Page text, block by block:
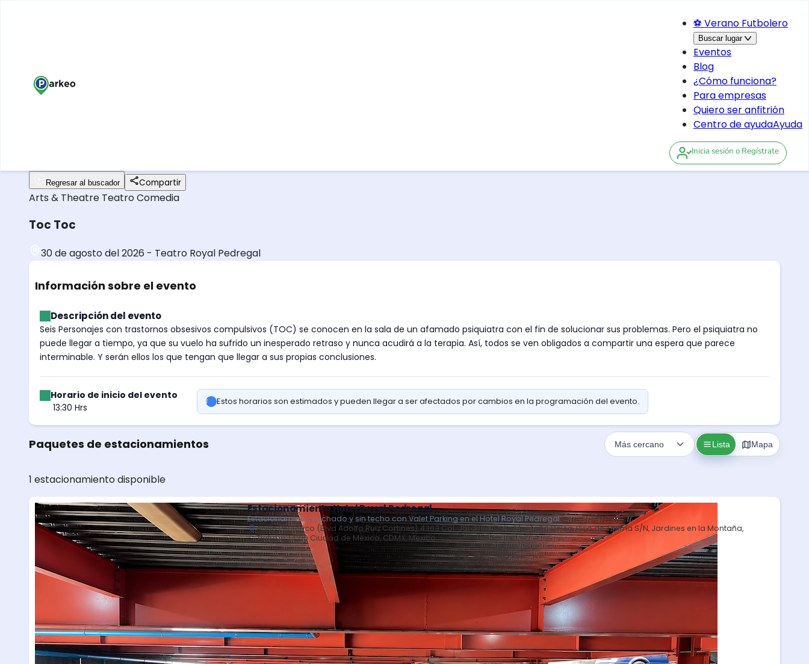
⚽ Verano Futbolero
Buscar lugar
Eventos
Blog
¿Cómo funciona?
Para empresas
Quiero ser anfitrión
Centro de ayudaAyuda
Inicia sesión o Regístrate
Regresar al buscador Compartir
Arts & Theatre TeatroComedia
Toc Toc
30 de agosto del 2026 - Teatro Royal Pedregal
Información sobre el evento
Descripción del evento
Seis Personajes con trastornos obsesivos compulsivos (TOC) se conocen en la sala de un afamado psiquiatra con el fin de solucionar sus problemas. Pero el psiquiatra no
puede llegar a tiempo, ya que su vuelo ha sufrido un inesperado retraso y nunca acudirá a la terapia. Así, todos se ven obligados a compartir una espera que parece
interminable. Y serán ellos los que tengan que llegar a sus propias conclusiones.
Horario de inicio del evento
13:30 Hrs
Estos horarios son estimados y pueden llegar a ser afectados por cambios en la programación del evento.
Paquetes de estacionamientos Lista Mapa
1 estacionamiento disponible
Estacionamiento Hotel Royal Pedregal
Estacionamiento techado y sin techo con Valet Parking en el Hotel Royal Pedregal
Anillo Periférico (Blvd Adolfo Ruiz Cortines) 4363 Col. Jardines En La Montaña Deleg, Pico de Tolima S/N, Jardines en la Montaña,
Tlalpan, 14210 Ciudad de México, CDMX, Mexico